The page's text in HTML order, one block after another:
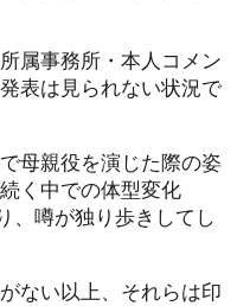
属事務所・本人コメン
表は見られない状況で
母親役を演じた際の姿
く中での体型変化
、噂が独り歩きしてし
ない以上、それらは印